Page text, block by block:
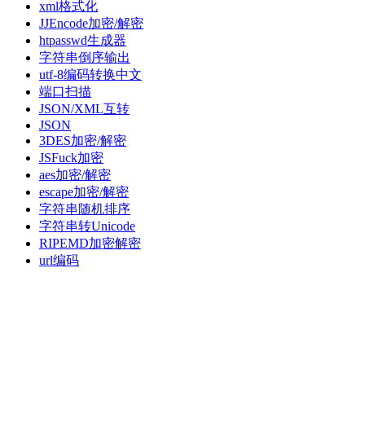
xml格式化
JJEncode加密/解密
htpasswd生成器
字符串倒序输出
utf-8编码转换中文
端口扫描
JSON/XML互转
JSON
3DES加密/解密
JSFuck加密
aes加密/解密
escape加密/解密
字符串随机排序
字符串转Unicode
RIPEMD加密解密
url编码